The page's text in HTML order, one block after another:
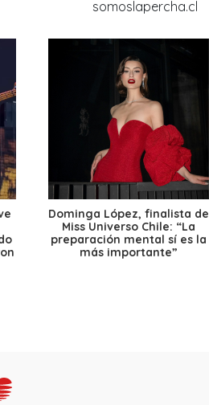
Dominga López, finalista de
Miss Universo Chile: “La
preparación mental sí es la
más importante”